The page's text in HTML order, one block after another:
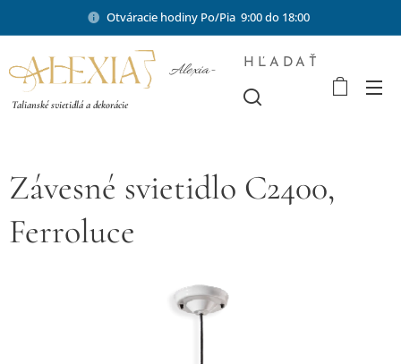
Otváracie hodiny Po/Pia 9:00 do 18:00
Alexia-
Talianské svietidlá a dekorácie
HĽADAŤ
Závesné svietidlo C2400,
Ferroluce